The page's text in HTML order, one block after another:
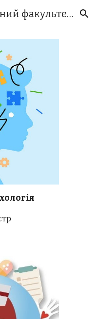
Skip to navigation
Медико-психологічний факультет БДМУ